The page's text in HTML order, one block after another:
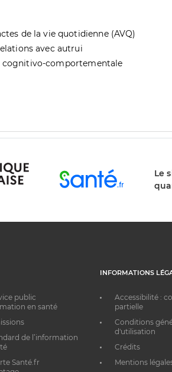
de la vie quotidienne (AVQ)
avec autrui
comportementale
Le
public
en santé
de l’information
Santé.fr
INFORMATIONS
Accessibilité :
partielle
Conditions
d'utilisation
Crédits
Mentions